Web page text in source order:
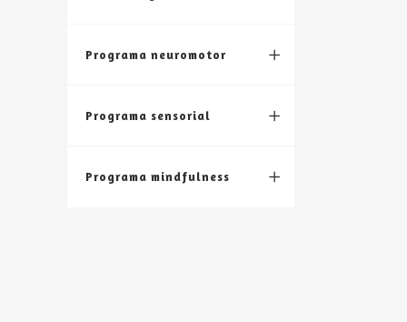
Programa neuromotor
Programa sensorial
Programa mindfulness